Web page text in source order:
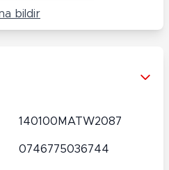
bildir
140100MATW2087
0746775036744